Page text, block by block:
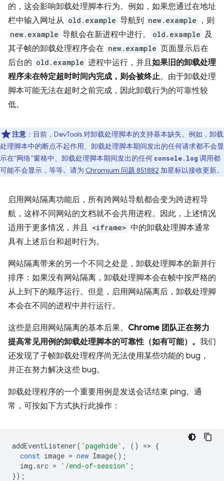
的，这会影响卸载处理脚本行为。例如，如果您通过在地址
栏中输入网址从 old.example 导航到 new.example ，则
new.example 导航会在新进程中进行。 old.example 及
其子帧的卸载处理程序会在 new.example 页面显示后在
后台的 old.example 进程中运行，并且如果旧的卸载处理
程序未在特定超时时间内完成，则会被终止。由于卸载处理
脚本可能无法在超时之前完成，因此卸载行为的可靠性较
低。
注意 ：目前，DevTools 对卸载处理脚本的支持基本缺失。例如，卸载
处理脚本中的断点不起作用、卸载处理脚本期间发出的任何请求都不会显
示在“网络”窗格中、卸载处理脚本期间发出的任何 console.log 调用都
可能不会显示，等等。请为 Chromium 问题 851882 加星标以接收更新。
启用网站隔离功能后，所有跨网站导航都会变为跨进程导
航，这样不同网站的文档就不会共用进程。因此，上述情况
适用于更多情况，并且 <iframe> 中的卸载处理脚本通常
具有上述后台和超时行为。
网站隔离带来的另一个不同之处是，卸载处理脚本的新并行
排序：如果没有网站隔离，卸载处理脚本会在帧中按严格的
从上到下的顺序运行。但是，启用网站隔离后，卸载处理脚
本会在不同的进程中并行运行。
这些是启用网站隔离的基本后果。 Chrome 团队正在努力
提高常见用例的卸载处理脚本的可靠性（如有可能）。 我们
还发现了子帧卸载处理程序尚无法使用某些功能的 bug，
并正在努力解决这些 bug。
卸载处理程序的一个重要用例是发送会话结束 ping。通
常，可按如下方式执行此操作：
addEventListener( 'pagehide' , () => {
const image = new Image();
img . src = '/end-of-session' ;
});